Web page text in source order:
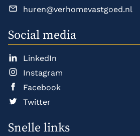
huren@verhomevastgoed.nl
Social media
LinkedIn
Instagram
Facebook
Twitter
Snelle links